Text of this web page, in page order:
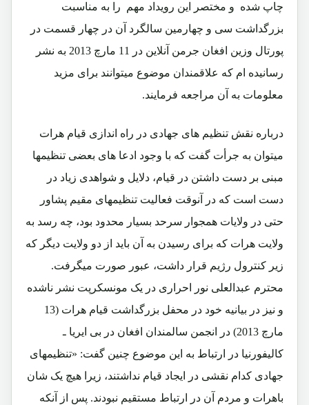
چاپ شده و مختصر این رویداد مهم را به مناسبت
بزرگداشت سی و چهارمین سالگرد آن در چهار قسمت در
پورتال وزین افغان جرمن آنلاین در 11 مارچ 2013 به نشر
رسانیده ام که علاقمندان موضوع میتوانند برای مزید
معلومات به آن مراجعه فرمایند.
درباره نقش تنظیم های جهادی در راه اندازی قیام هرات
میتوان به جرأت گفت که با وجود ادعا های بعضی تنظیمها
مبنی بر دست داشتن در قیام، دلایل و شواهدی زیاد در
دست است که در آنوقت فعالیت تنظیمهای مقیم پشاور
حتی در ولایات همجوار سرحد بسیار محدود بود، چه رسد به
ولایت هرات که برای رسیدن به آن باید از دو ولایت دیگر که
زیر کنترول رژیم قرار داشت، عبور صورت میگرفت.
محترم عبدالعلی نور احراری در یک مونسکرپت نشر ناشده
و نیز در بیانیه خود در محفل بزرگداشت قیام هرات (13
مارچ 2013) در انجمن سالمندان افغان در بی ایریا ـ
کالیفورنیا در ارتباط به این موضوع چنین گفت: «تنظیمهای
جهادی کدام نقشی در ایجاد قیام نداشتند، زیرا هیچ یک شان
باهرات و مردم آن در ارتباط مستقیم نبودند. پس از آنکه